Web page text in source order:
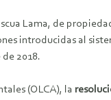
Lama, de
introducidas al
2018.
(OLCA), la